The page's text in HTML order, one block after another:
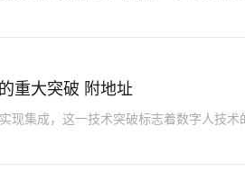
重大突破 附地址
现集成，这一技术突破标志着数字人技术